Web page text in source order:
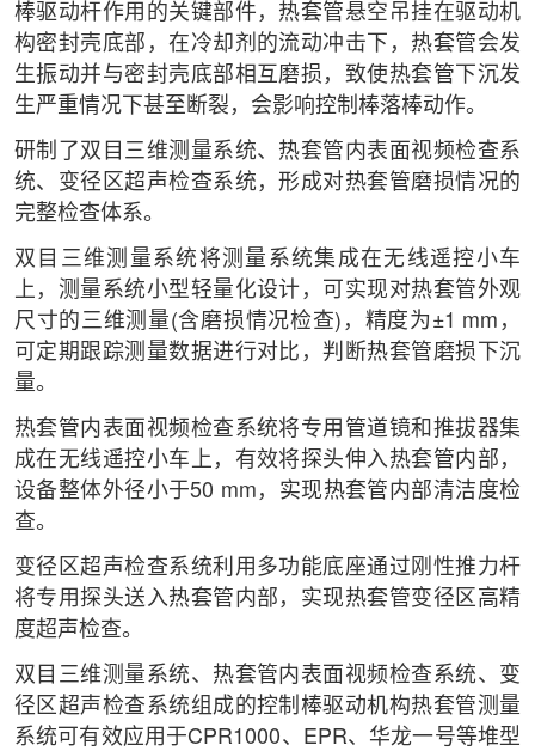
棒驱动杆作用的关键部件，热套管悬空吊挂在驱动机
构密封壳底部，在冷却剂的流动冲击下，热套管会发
生振动并与密封壳底部相互磨损，致使热套管下沉发
生严重情况下甚至断裂，会影响控制棒落棒动作。
研制了双目三维测量系统、热套管内表面视频检查系
统、变径区超声检查系统，形成对热套管磨损情况的
完整检查体系。
双目三维测量系统将测量系统集成在无线遥控小车
上，测量系统小型轻量化设计，可实现对热套管外观
尺寸的三维测量(含磨损情况检查)，精度为±1 mm，
可定期跟踪测量数据进行对比，判断热套管磨损下沉
量。
热套管内表面视频检查系统将专用管道镜和推拔器集
成在无线遥控小车上，有效将探头伸入热套管内部，
设备整体外径小于50 mm，实现热套管内部清洁度检
查。
变径区超声检查系统利用多功能底座通过刚性推力杆
将专用探头送入热套管内部，实现热套管变径区高精
度超声检查。
双目三维测量系统、热套管内表面视频检查系统、变
径区超声检查系统组成的控制棒驱动机构热套管测量
系统可有效应用于CPR1000、EPR、华龙一号等堆型